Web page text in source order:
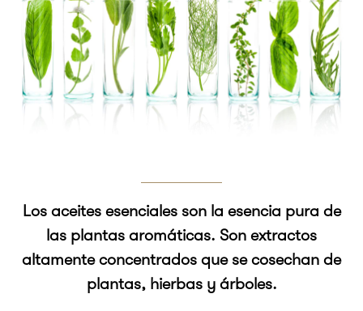
Los aceites esenciales son la esencia pura de
las plantas aromáticas. Son extractos
altamente concentrados que se cosechan de
plantas, hierbas y árboles.